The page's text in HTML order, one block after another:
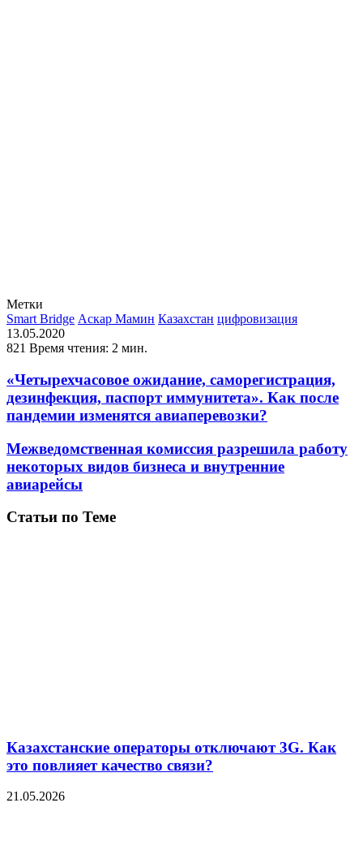
Метки
Smart Bridge Аскар Мамин Казахстан цифровизация
13.05.2020
821 Время чтения: 2 мин.
«Четырехчасовое ожидание, саморегистрация,
дезинфекция, паспорт иммунитета». Как после
пандемии изменятся авиаперевозки?
Межведомственная комиссия разрешила работу
некоторых видов бизнеса и внутренние
авиарейсы
Статьи по Теме
Казахстанские операторы отключают 3G. Как
это повлияет качество связи?
21.05.2026